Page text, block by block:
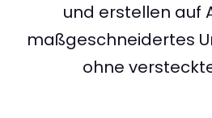
und erstellen auf
maßgeschneidertes
ohne